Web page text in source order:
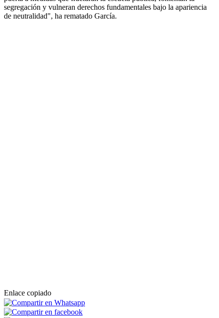
segregación y vulneran derechos fundamentales bajo la apariencia
de neutralidad", ha rematado García.
Enlace copiado